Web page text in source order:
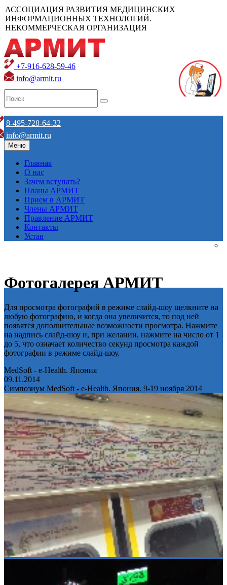
АССОЦИАЦИЯ РАЗВИТИЯ МЕДИЦИНСКИХ
ИНФОРМАЦИОННЫХ ТЕХНОЛОГИЙ.
НЕКОММЕРЧЕСКАЯ ОРГАНИЗАЦИЯ
+7-916-628-59-46
info@armit.ru
8-495-728-64-32
info@armit.ru
Меню
Главная
О нас
Зачем вступать?
Планы АРМИТ
Прием в АРМИТ
Члены АРМИТ
Правление АРМИТ
Контакты
Устав
Фотогалерея АРМИТ
Для просмотра фотографий в режиме слайд-шоу щелкните на
любую фотографию, и когда она увеличится, то под ней
появятся дополнительные возможности просмотра. Нажмите
на надпись слайд-шоу и, при желании, нажмите на число от 1
до 5, что означает количество секунд просмотра каждой
фотографии в режиме слайд-шоу.
MedSoft - e-Health. Япония
09.11.2014
Симпозиум MedSoft - e-Health. Япония. 9-19 ноября 2014